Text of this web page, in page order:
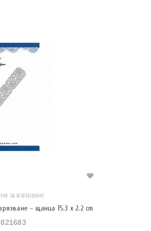
ЗА ИЗРЯЗВАНЕ
– щанца 15.3 x 2.2 cm
821683